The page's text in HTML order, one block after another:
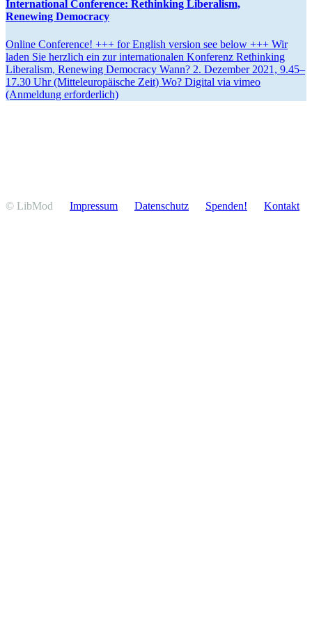
Inter­na­tional Confe­rence: Rethinking Liberalism,
Renewing Democracy
Online Confe­rence! +++ for English version see below +++ Wir
laden Sie herzlich ein zur inter­na­tio­nalen Konferenz Rethinking
Liberalism, Renewing Democracy Wann? 2. Dezember 2021, 9.45–
17.30 Uhr (Mittel­eu­ro­päische Zeit) Wo? Digital via vimeo
(Anmeldung erforderlich)
© LibMod Impressum Daten­schutz Spenden! Kontakt